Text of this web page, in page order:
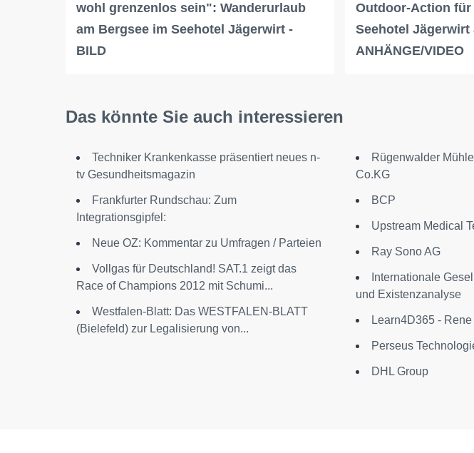
wohl grenzenlos sein": Wanderurlaub
am Bergsee im Seehotel Jägerwirt -
BILD
Outdoor-Action für
Seehotel Jägerwirt
ANHÄNGE/VIDEO
Das könnte Sie auch interessieren
Techniker Krankenkasse präsentiert neues n-
tv Gesundheitsmagazin
Frankfurter Rundschau: Zum
Integrationsgipfel:
Neue OZ: Kommentar zu Umfragen / Parteien
Vollgas für Deutschland! SAT.1 zeigt das
Race of Champions 2012 mit Schumi...
Westfalen-Blatt: Das WESTFALEN-BLATT
(Bielefeld) zur Legalisierung von...
Rügenwalder
Co.KG
BCP
Upstream Medical
Ray Sono AG
Internationale
und Existenzanalyse
Learn4D365 -
Perseus
DHL Group